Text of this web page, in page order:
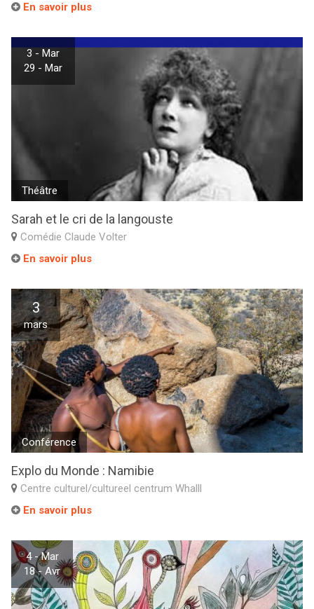
En savoir plus
3 - Mar
29 - Mar
Théâtre
Sarah et le cri de la langouste
Comédie Claude Volter
En savoir plus
3
mars
Conférence
Explo du Monde : Namibie
Centre culturel/cultureel centrum Whalll
En savoir plus
4 - Mar
18 - Avr